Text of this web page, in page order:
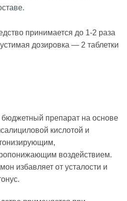
принимается до 1-2 раза
дозировка — 2 таблетки
препарат на основе
кислотой и
воздействием.
избавляет от усталости и